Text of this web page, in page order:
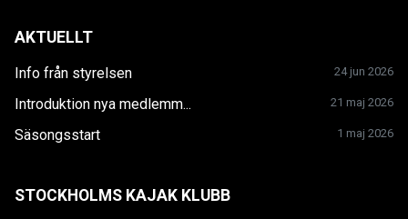
AKTUELLT
Info från styrelsen 24 jun 2026
Introduktion nya medlemm... 21 maj 2026
Säsongsstart 1 maj 2026
STOCKHOLMS KAJAK KLUBB